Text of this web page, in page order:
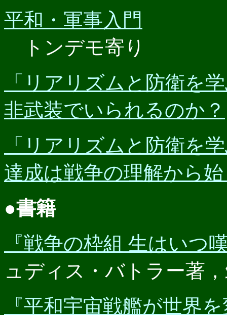
平和・軍事入門
トンデモ寄り
「リアリズムと防衛を
非武装でいられるのか？
「リアリズムと防衛を
達成は戦争の理解から
●書籍
『戦争の枠組 生はいつ
ュディス・バトラー著
『平和宇宙戦艦が世界